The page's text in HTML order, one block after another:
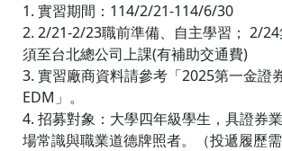
1. 實習期間：114/2/21-114/6/30
2. 2/21-2/23職前準備、自主學習； 2/24
須至台北總公司上課(有補助交通費)
3. 實習廠商資料請參考「2025第一金證
EDM」。
4. 招募對象：大學四年級學生，具證券
場常識與職業道德牌照者。（投遞履歷